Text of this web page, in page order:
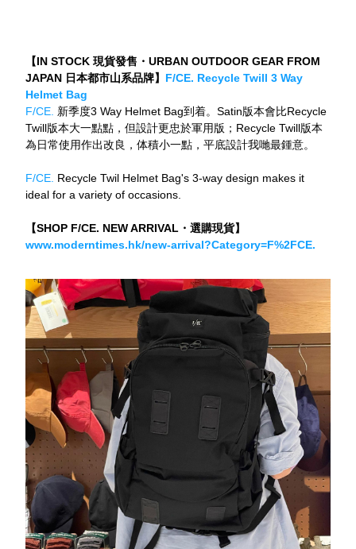
【IN STOCK 現貨發售・URBAN OUTDOOR GEAR FROM
JAPAN 日本都市山系品牌】 F/CE. Recycle Twill 3 Way
Helmet Bag
F/CE. 新季度3 Way Helmet Bag到着。Satin版本會比Recycle
Twill版本大一點點，但設計更忠於軍用版；Recycle Twill版本
為日常使用作出改良，体積小一點，平底設計我哋最鍾意。
F/CE. Recycle Twil Helmet Bag's 3-way design makes it
ideal for a variety of occasions.
【SHOP F/CE. NEW ARRIVAL・選購現貨】
www.moderntimes.hk/new-arrival?Category=F%2FCE.